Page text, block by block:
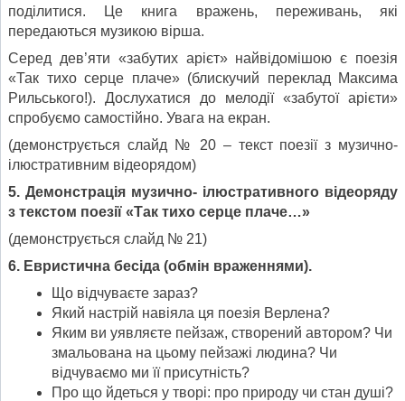
поділитися. Це книга вражень, переживань, які
передаються музикою вірша.
Серед дев’яти «забутих арієт» найвідомішою є поезія
«Так тихо серце плаче» (блискучий переклад Максима
Рильського!). Дослухатися до мелодії «забутої арієти»
спробуємо самостійно. Увага на екран.
(демонструється слайд № 20 – текст поезії з музично-
ілюстративним відеорядом)
5. Демонстрація музично- ілюстративного відеоряду
з текстом поезії «Так тихо серце плаче…»
(демонструється слайд № 21)
6. Евристична бесіда (обмін враженнями).
Що відчуваєте зараз?
Який настрій навіяла ця поезія Верлена?
Яким ви уявляєте пейзаж, створений автором? Чи
змальована на цьому пейзажі людина? Чи
відчуваємо ми її присутність?
Про що йдеться у творі: про природу чи стан душі?